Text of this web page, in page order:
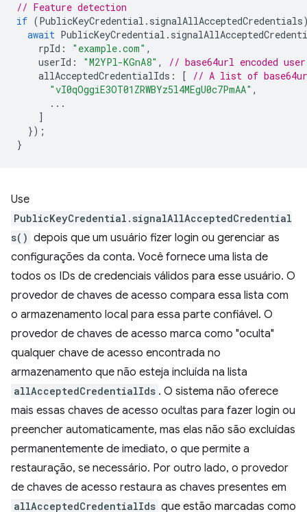
// Feature detection
if (PublicKeyCredential . signalAllAcceptedCredentials
await PublicKeyCredential .
rpId : "example.com" ,
userId : "M2YPl-KGnA8" ,
// base64url encoded
allAcceptedCredentialIds : [
// A list of
"vI0qOggiE3OT01ZRWBYz5l4MEgU0c7PmAA" ,
...
]
});
}
Use
PublicKeyCredential.signalAllAcceptedCredential
s() depois que um usuário fizer login ou gerenciar as
configurações da conta. Você fornece uma lista de
todos os IDs de credenciais válidos para esse usuário. O
provedor de chaves de acesso compara essa lista com
o armazenamento local para essa parte confiável. O
provedor de chaves de acesso marca como "oculta"
qualquer chave de acesso encontrada no
armazenamento que não esteja incluída na lista
allAcceptedCredentialIds . O sistema não oferece
mais essas chaves de acesso ocultas para fazer login ou
preencher automaticamente, mas elas não são excluídas
permanentemente de imediato, o que permite a
restauração, se necessário. Por outro lado, o provedor
de chaves de acesso restaura as chaves presentes em
allAcceptedCredentialIds que estão marcadas como